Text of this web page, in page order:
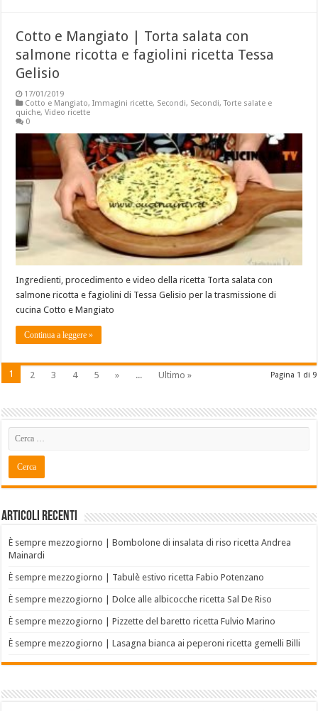
Cotto e Mangiato | Torta salata con
salmone ricotta e fagiolini ricetta Tessa
Gelisio
17/01/2019
Cotto e Mangiato,Immagini ricette, Secondi, Secondi,Torte salate e
quiche,Video ricette
0
Ingredienti, procedimento e video della ricetta Torta salata con
salmone ricotta e fagiolini di Tessa Gelisio per la trasmissione di
cucina Cotto e Mangiato
Continua a leggere »
Pagina 1 di 9
1 2 3 4 5 » ... Ultimo »
Articoli recenti
È sempre mezzogiorno | Bombolone di insalata di riso ricetta Andrea
Mainardi
È sempre mezzogiorno | Tabulè estivo ricetta Fabio Potenzano
È sempre mezzogiorno | Dolce alle albicocche ricetta Sal De Riso
È sempre mezzogiorno | Pizzette del baretto ricetta Fulvio Marino
È sempre mezzogiorno | Lasagna bianca ai peperoni ricetta gemelli Billi